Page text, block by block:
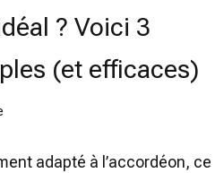
? Voici 3
(et efficaces)
de
adapté à l’accordéon, ce